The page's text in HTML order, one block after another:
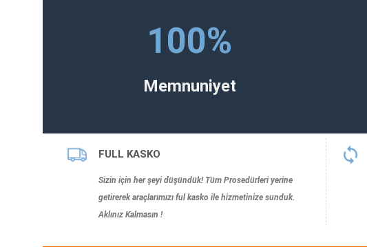
100%
Memnuniyet
FULL KASKO
Sizin için her şeyi düşündük! Tüm Prosedürleri yerine
getirerek araçlarımızı ful kasko ile hizmetinize sunduk.
Aklınız Kalmasın !